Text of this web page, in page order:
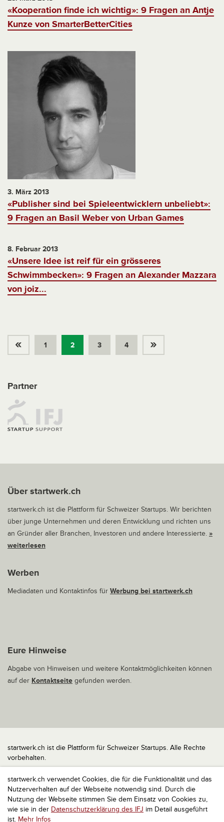
startwerk.ch verwendet Cookies, die für die Funktionalität und das
Nutzerverhalten auf der Webseite notwendig sind. Durch die
Nutzung der Webseite stimmen Sie dem Einsatz von Cookies zu,
wie sie in der Datenschutzerklärung des IFJ im Detail ausgeführt
ist. Mehr Infos
«Kooperation finde ich wichtig»: 9 Fragen an Antje
Kunze von SmarterBetterCities
3. März 2013
«Publisher sind bei Spieleentwicklern unbeliebt»:
9 Fragen an Basil Weber von Urban Games
8. Februar 2013
«Unsere Idee ist reif für ein grösseres
Schwimmbecken»: 9 Fragen an Alexander Mazzara
von joiz...
« 1 2 3 4 »
Partner
Über startwerk.ch
startwerk.ch ist die Plattform für Schweizer Startups. Wir berichten
über junge Unternehmen und deren Entwicklung und richten uns
an Gründer aller Branchen, Investoren und andere Interessierte. »
weiterlesen
Werben
Mediadaten und Kontaktinfos für Werbung bei startwerk.ch
Eure Hinweise
Abgabe von Hinweisen und weitere Kontaktmöglichkeiten können
auf der Kontaktseite gefunden werden.
startwerk.ch ist die Plattform für Schweizer Startups. Alle Rechte
vorbehalten.
Impressum
Kontakt
nach oben